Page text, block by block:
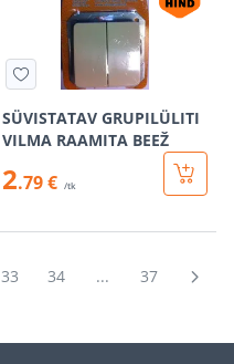
SÜVISTATAV GRUPILÜLITI
VILMA RAAMITA BEEŽ
2.79 € /tk
33 34 ... 37